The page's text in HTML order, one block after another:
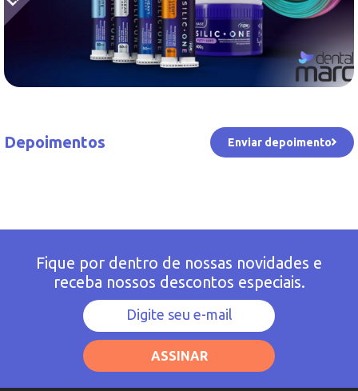
Depoimentos Enviar depoimento
Fique por dentro de nossas novidades e
receba nossos descontos especiais.
ASSINAR